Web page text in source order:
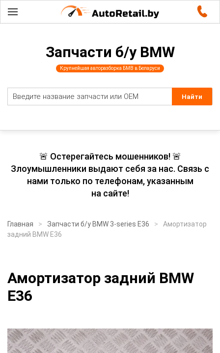
Запчасти б/у BMW
Крупнейшая авторазборка БМВ в Беларуси
🚨 Остерегайтесь мошенников! 🚨
Злоумышленники выдают себя за нас. Связь с
нами только по телефонам, указанным
на сайте!
Главная Запчасти б/у BMW 3-series E36
Амортизатор
задний BMW E36
Амортизатор задний BMW
E36